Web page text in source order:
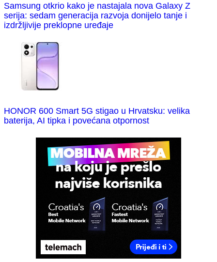
Samsung otkrio kako je nastajala nova Galaxy Z
serija: sedam generacija razvoja donijelo tanje i
izdržljivije preklopne uređaje
HONOR 600 Smart 5G stigao u Hrvatsku: velika
baterija, AI tipka i povećana otpornost